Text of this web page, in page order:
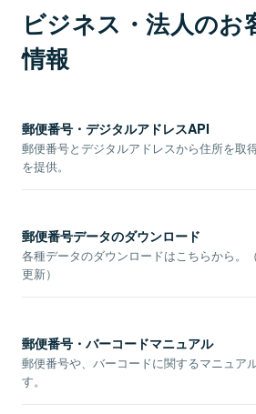
ビジネス・法人のお
情報
郵便番号・デジタルアドレスAPI
郵便番号とデジタルアドレスから住所を取
を提供。
郵便番号データのダウンロード
各種データのダウンロードはこちらから。
更新）
郵便番号・バーコードマニュアル
郵便番号や、バーコードに関するマニュア
す。